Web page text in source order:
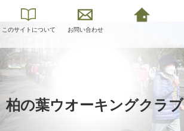
このサイトについて お問い合わせ
柏の葉ウオーキングクラブ